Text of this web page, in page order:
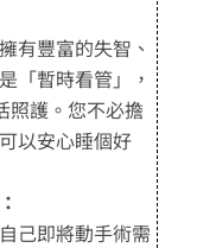
有豐富的失智、
「暫時看管」，
照護。您不必擔
以安心睡個好
己即將動手術需